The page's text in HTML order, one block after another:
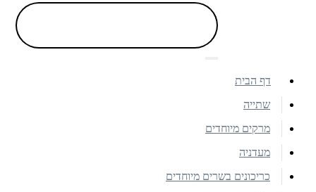
דף הבית
שתייה
מרקים מיוחדים
מעדניה
כריכונים בשרים מיוחדים